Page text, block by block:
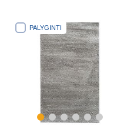
PALYGINTI